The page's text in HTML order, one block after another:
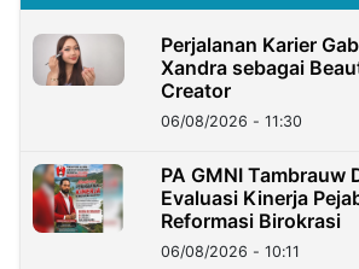
Perjalanan Karier
Xandra sebagai
Creator
06/08/2026 - 11:30
PA GMNI Tambrauw
Evaluasi Kinerja
Reformasi Birokrasi
06/08/2026 - 10:11